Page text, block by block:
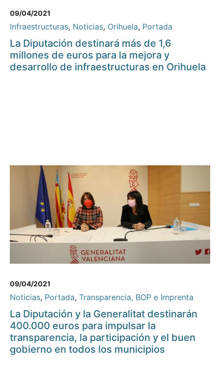
09/04/2021
Infraestructuras, Noticias, Orihuela, Portada
La Diputación destinará más de 1,6
millones de euros para la mejora y
desarrollo de infraestructuras en Orihuela
09/04/2021
Noticias, Portada, Transparencia, BOP e Imprenta
La Diputación y la Generalitat destinarán
400.000 euros para impulsar la
transparencia, la participación y el buen
gobierno en todos los municipios